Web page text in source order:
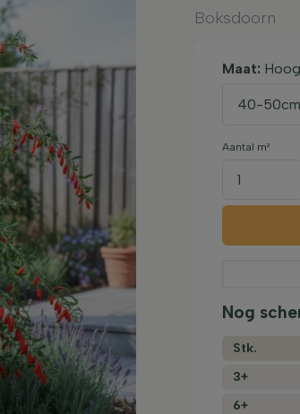
Boksdoorn
Maat:
40-50cm
Aantal m²
Nog
Stk.
3+
6+